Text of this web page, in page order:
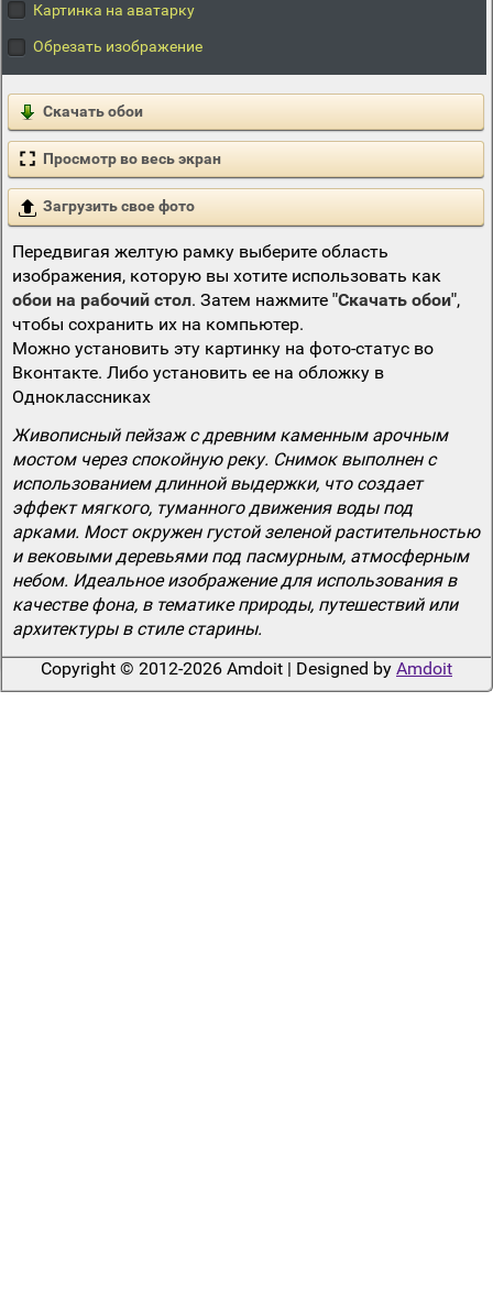
Картинка на аватарку
Обрезать изображение
Скачать обои
Просмотр во весь экран
Загрузить свое фото
Передвигая желтую рамку выберите область
изображения, которую вы хотите использовать как
обои на рабочий стол. Затем нажмите "Скачать обои",
чтобы сохранить их на компьютер.
Можно установить эту картинку на фото-статус во
Вконтакте. Либо установить ее на обложку в
Одноклассниках
Живописный пейзаж с древним каменным арочным
мостом через спокойную реку. Снимок выполнен с
использованием длинной выдержки, что создает
эффект мягкого, туманного движения воды под
арками. Мост окружен густой зеленой растительностью
и вековыми деревьями под пасмурным, атмосферным
небом. Идеальное изображение для использования в
качестве фона, в тематике природы, путешествий или
архитектуры в стиле старины.
Copyright © 2012-2026 Amdoit | Designed by Amdoit